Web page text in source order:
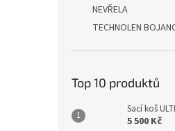
NEVŘELA
TECHNOLEN
Top 10 produktů
Sací koš
5 500 Kč